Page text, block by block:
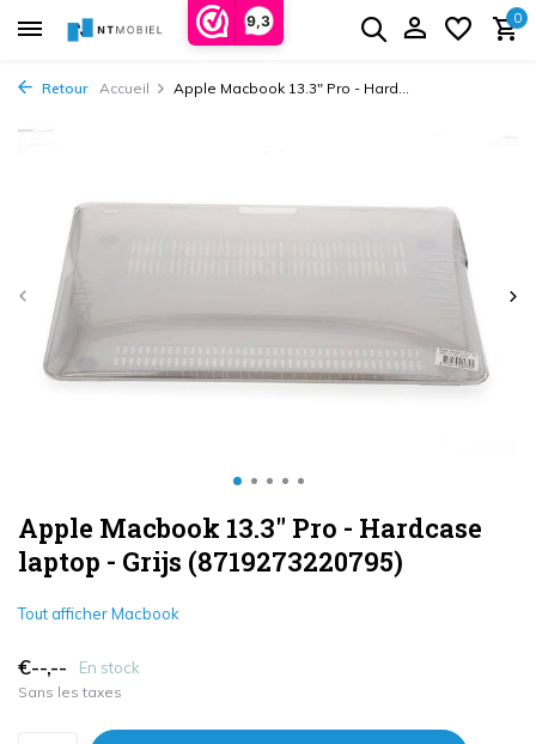
9,3 0
Retour Accueil Apple Macbook 13.3" Pro - Hard...
Apple Macbook 13.3" Pro - Hardcase
laptop - Grijs (8719273220795)
Tout afficher Macbook
€--,-- En stock
Sans les taxes